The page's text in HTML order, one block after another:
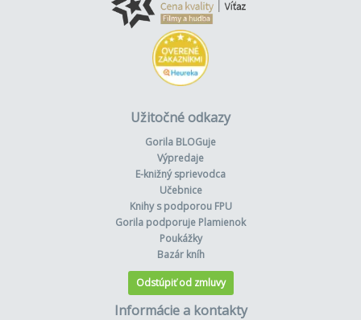
Užitočné odkazy
Gorila BLOGuje
Výpredaje
E-knižný sprievodca
Učebnice
Knihy s podporou FPU
Gorila podporuje Plamienok
Poukážky
Bazár kníh
Odstúpiť od zmluvy
Informácie a kontakty